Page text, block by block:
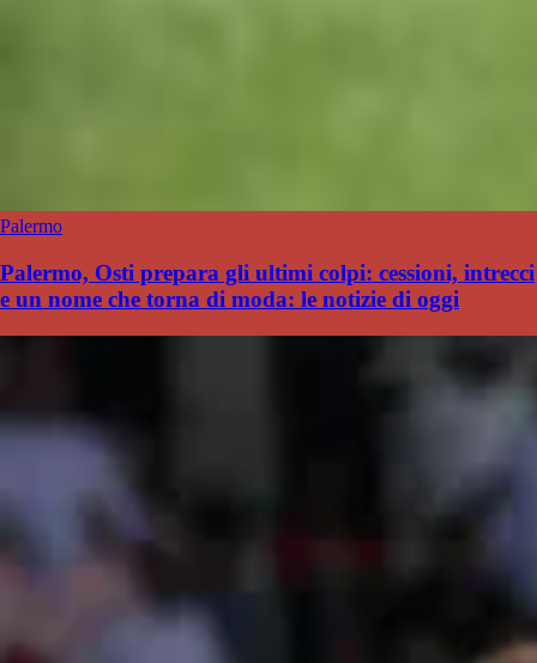
Palermo
Palermo, Osti prepara gli ultimi colpi: cessioni, intrecci
e un nome che torna di moda: le notizie di oggi